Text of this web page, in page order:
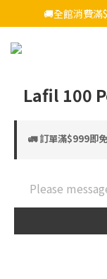
🚚全館消費滿
Lafil 100
🚛 訂單滿$999即
Please